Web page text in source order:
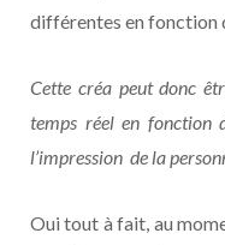
différentes en fonction
Cette créa peut donc
temps réel en fonction
l’impression de la
Oui tout à fait, au